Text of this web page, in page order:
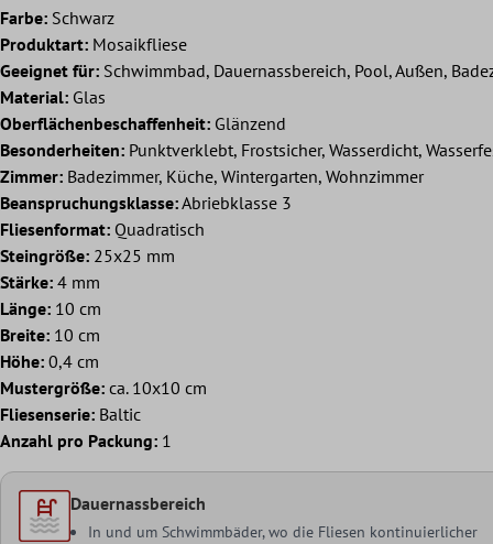
Farbe: Schwarz
Produktart: Mosaikfliese
Geeignet für: Schwimmbad, Dauernassbereich, Pool, Außen,
Material: Glas
Oberflächenbeschaffenheit: Glänzend
Besonderheiten: Punktverklebt, Frostsicher, Wasserdicht,
Zimmer: Badezimmer, Küche, Wintergarten, Wohnzimmer
Beanspruchungsklasse:Abriebklasse 3
Fliesenformat: Quadratisch
Steingröße: 25x25 mm
Stärke: 4 mm
Länge: 10 cm
Breite: 10 cm
Höhe: 0,4 cm
Mustergröße: ca. 10x10 cm
Fliesenserie: Baltic
Anzahl pro Packung: 1
Dauernassbereich
In und um Schwimmbäder, wo die Fliesen kontinuierlicher